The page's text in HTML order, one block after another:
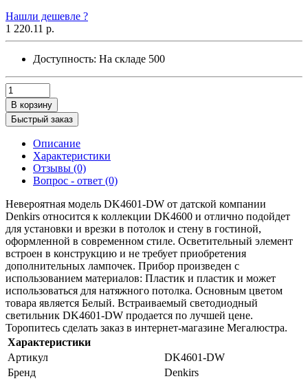
Нашли дешевле ?
1 220.11 р.
Доступность: На складе 500
В корзину
Быстрый заказ
Описание
Характеристики
Отзывы (0)
Вопрос - ответ (0)
Невероятная модель DK4601-DW от датской компании
Denkirs относится к коллекции DK4600 и отлично подойдет
для установки и врезки в потолок и стену в гостиной,
оформленной в современном стиле. Осветительный элемент
встроен в конструкцию и не требует приобретения
дополнительных лампочек. Прибор произведен с
использованием материалов: Пластик и пластик и может
использоваться для натяжного потолка. Основным цветом
товара является Белый. Встраиваемый светодиодный
светильник DK4601-DW продается по лучшей цене.
Торопитесь сделать заказ в интернет-магазине Мегалюстра.
Характеристики
Артикул
DK4601-DW
Бренд
Denkirs